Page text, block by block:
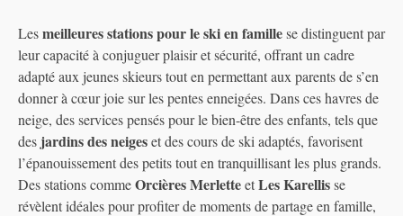
Lesmeilleures stations pour le ski en famillese distinguent par
leur capacité à conjuguer plaisir et sécurité, offrant un cadre
adapté aux jeunes skieurs tout en permettant aux parents de s’en
donner à cœur joie sur les pentes enneigées. Dans ces havres de
neige, des services pensés pour le bien-être des enfants, tels que
des jardins des neigeset des cours de ski adaptés, favorisent
l’épanouissement des petits tout en tranquillisant les plus grands.
Des stations commeOrcières MerletteetLes Karellisse
révèlent idéales pour profiter de moments de partage en famille,